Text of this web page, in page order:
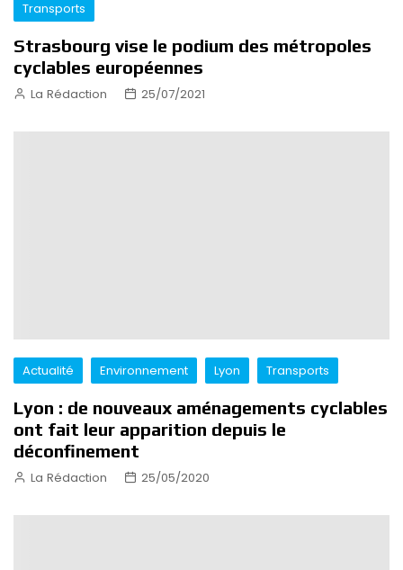
Transports
Strasbourg vise le podium des métropoles
cyclables européennes
La Rédaction 25/07/2021
Actualité Environnement Lyon Transports
Lyon : de nouveaux aménagements cyclables
ont fait leur apparition depuis le
déconfinement
La Rédaction 25/05/2020